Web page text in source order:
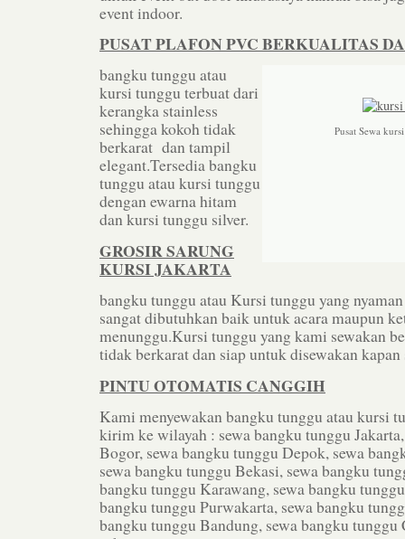
event indoor.
PUSAT PLAFON PVC BERKUALITAS
Pusat Sewa
bangku tunggu atau
kursi tunggu terbuat dari
kerangka stainless
sehingga kokoh tidak
berkarat dan tampil
elegant.Tersedia bangku
tunggu atau kursi tunggu
dengan ewarna hitam
dan kursi tunggu silver.
GROSIR SARUNG
KURSI JAKARTA
bangku tunggu atau Kursi tunggu yang
sangat dibutuhkan baik untuk acara maupun
menunggu.Kursi tunggu yang kami sewakan
tidak berkarat dan siap untuk disewakan kapan
PINTU OTOMATIS CANGGIH
Kami menyewakan bangku tunggu atau kursi
kirim ke wilayah : sewa bangku tunggu
Bogor, sewa bangku tunggu Depok, sewa
sewa bangku tunggu Bekasi, sewa bangku
bangku tunggu Karawang, sewa bangku
bangku tunggu Purwakarta, sewa bangku
bangku tunggu Bandung, sewa bangku tunggu